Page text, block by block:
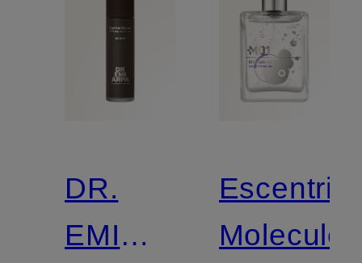
DR.
EMI
Escentric
Molecules